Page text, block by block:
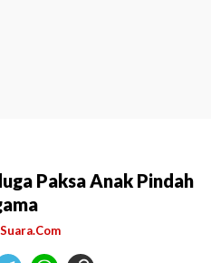
Paksa Anak Pindah
Suara.Com